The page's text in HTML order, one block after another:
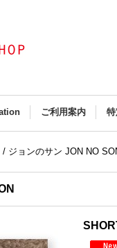
ご利用案内
ジョンのサン JON NO